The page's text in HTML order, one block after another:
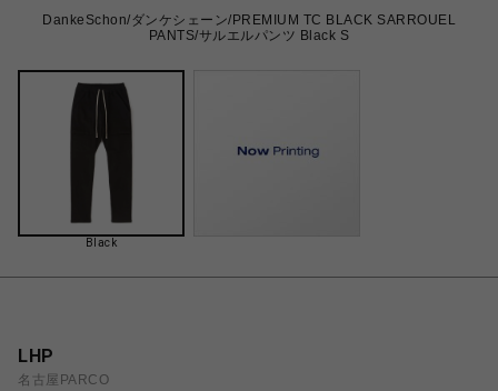
DankeSchon/ダンケシェーン/PREMIUM TC BLACK SARROUEL
PANTS/サルエルパンツ Black S
Black
LHP
名古屋PARCO